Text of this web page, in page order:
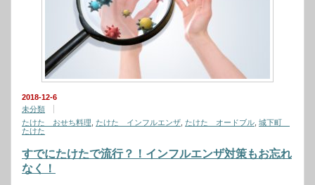
2018-12-6
未分類
たけた おせち料理
たけた インフルエンザ たけた オードブル 城下町
たけた
すでにたけたで流行？！インフルエンザ対策もお忘れ
なく！